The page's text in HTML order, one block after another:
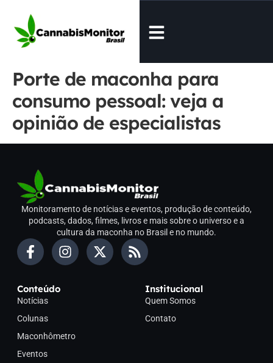
Porte de maconha para
consumo pessoal: veja a
opinião de especialistas
Monitoramento de notícias e eventos, produção de conteúdo,
podcasts, dados, filmes, livros e mais sobre o universo e a
cultura da maconha no Brasil e no mundo.
Conteúdo
Notícias
Colunas
Maconhômetro
Eventos
Institucional
Quem Somos
Contato